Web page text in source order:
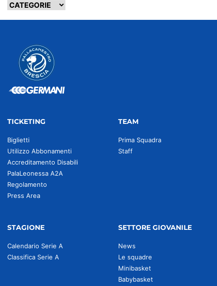
TICKETING
Biglietti
Utilizzo Abbonamenti
Accreditamento Disabili
PalaLeonessa A2A
Regolamento
Press Area
TEAM
Prima Squadra
Staff
STAGIONE
Calendario Serie A
Classifica Serie A
SETTORE GIOVANILE
News
Le squadre
Minibasket
Babybasket